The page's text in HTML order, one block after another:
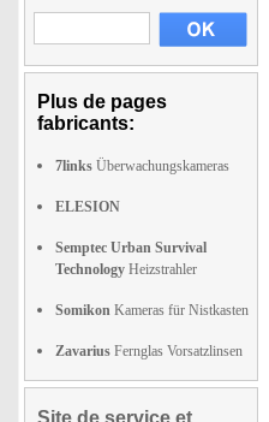
Plus de pages
fabricants:
7links Überwachungskameras
ELESION
Semptec Urban Survival
Technology Heizstrahler
Somikon Kameras für Nistkasten
Zavarius Fernglas Vorsatzlinsen
Site de service et